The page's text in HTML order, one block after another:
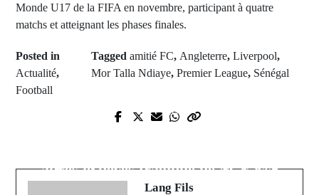
Monde U17 de la FIFA en novembre, participant à quatre
matchs et atteignant les phases finales.
Posted in
Actualité,
Football
Taggedamitié FC, Angleterre,Liverpool,
Mor Talla Ndiaye,Premier League, Sénégal
Prev Post
à-face des frères jumeaux du Sahel
après le décès tragique de M. Cissé
Lang Fils